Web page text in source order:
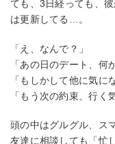
ても、3日経っても、
は更新してる…。
「え、なんで？」
「あの日のデート、何
「もしかして他に気に
「もう次の約束、行く
頭の中はグルグル、ス
友達に相談しても「忙